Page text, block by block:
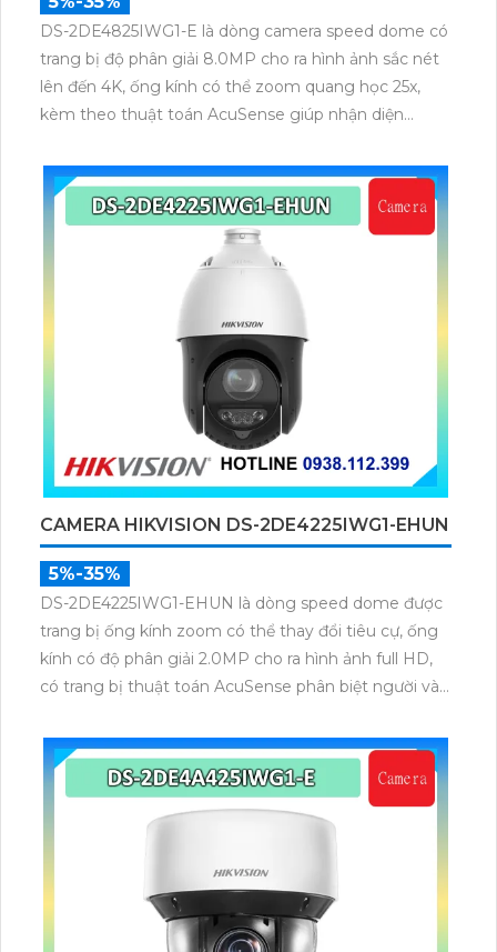
DS-2DE4825IWG1-E là dòng camera speed dome có
trang bị độ phân giải 8.0MP cho ra hình ảnh sắc nét
lên đến 4K, ống kính có thể zoom quang học 25x,
kèm theo thuật toán AcuSense giúp nhận diện
ngoại tầm xa lên đến 100m.
CAMERA HIKVISION DS-2DE4225IWG1-EHUN
5%-35%
DS-2DE4225IWG1-EHUN là dòng speed dome được
trang bị ống kính zoom có thể thay đổi tiêu cự, ống
kính có độ phân giải 2.0MP cho ra hình ảnh full HD,
có trang bị thuật toán AcuSense phân biệt người và
chiều, nhìn ban đêm bằng hồng ngoại 100m.